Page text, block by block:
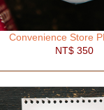
Convenience Store
NT$ 350